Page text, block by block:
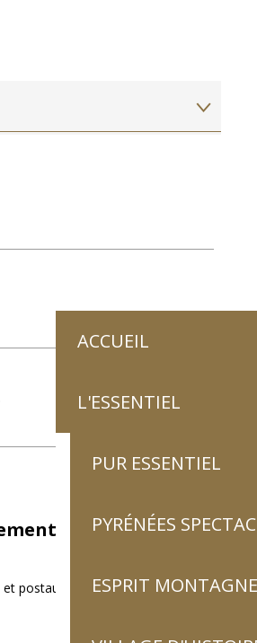
ACCUEIL
L'ESSENTIEL
PUR ESSENTIEL
PYRÉNÉES
ESPRIT MONTAGNE
postaux